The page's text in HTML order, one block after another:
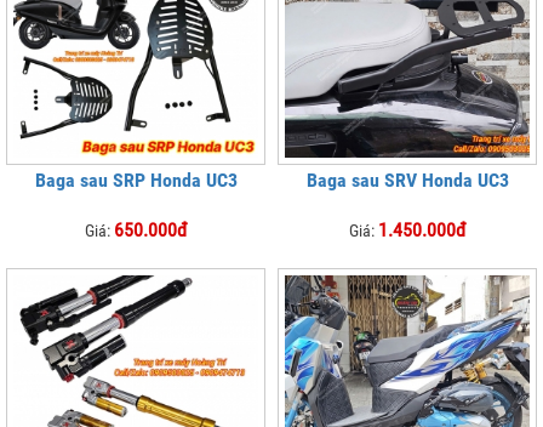
Baga sau SRP Honda UC3
Giá: 650.000đ
Baga sau SRV Honda UC3
Giá: 1.450.000đ